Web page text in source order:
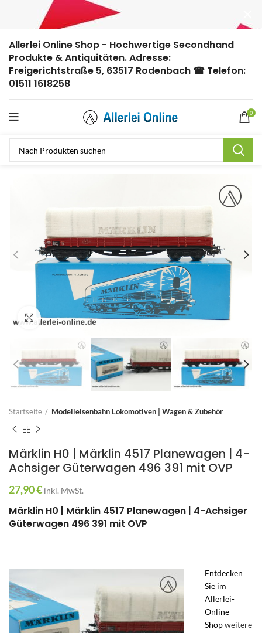
Allerlei Online Shop - Hochwertige Secondhand
Produkte & Antiquitäten. Adresse:
Freigerichtstraße 5, 63517 Rodenbach ☎ Telefon:
01511 1618258
0
Zum Vergrößern anklicken
Startseite Modelleisenbahn Lokomotiven | Wagen & Zubehör
Märklin H0 | Märklin 4517 Planewagen | 4-
Achsiger Güterwagen 496 391 mit OVP
27,90€ inkl. MwSt.
Märklin H0 | Märklin 4517 Planewagen | 4-Achsiger
Güterwagen 496 391 mit OVP
Entdecken
Sie im
Allerlei-
Online
Shopweitere